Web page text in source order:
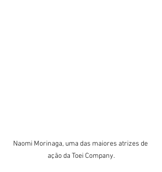
Naomi Morinaga, uma das maiores atrizes de
ação da Toei Company.